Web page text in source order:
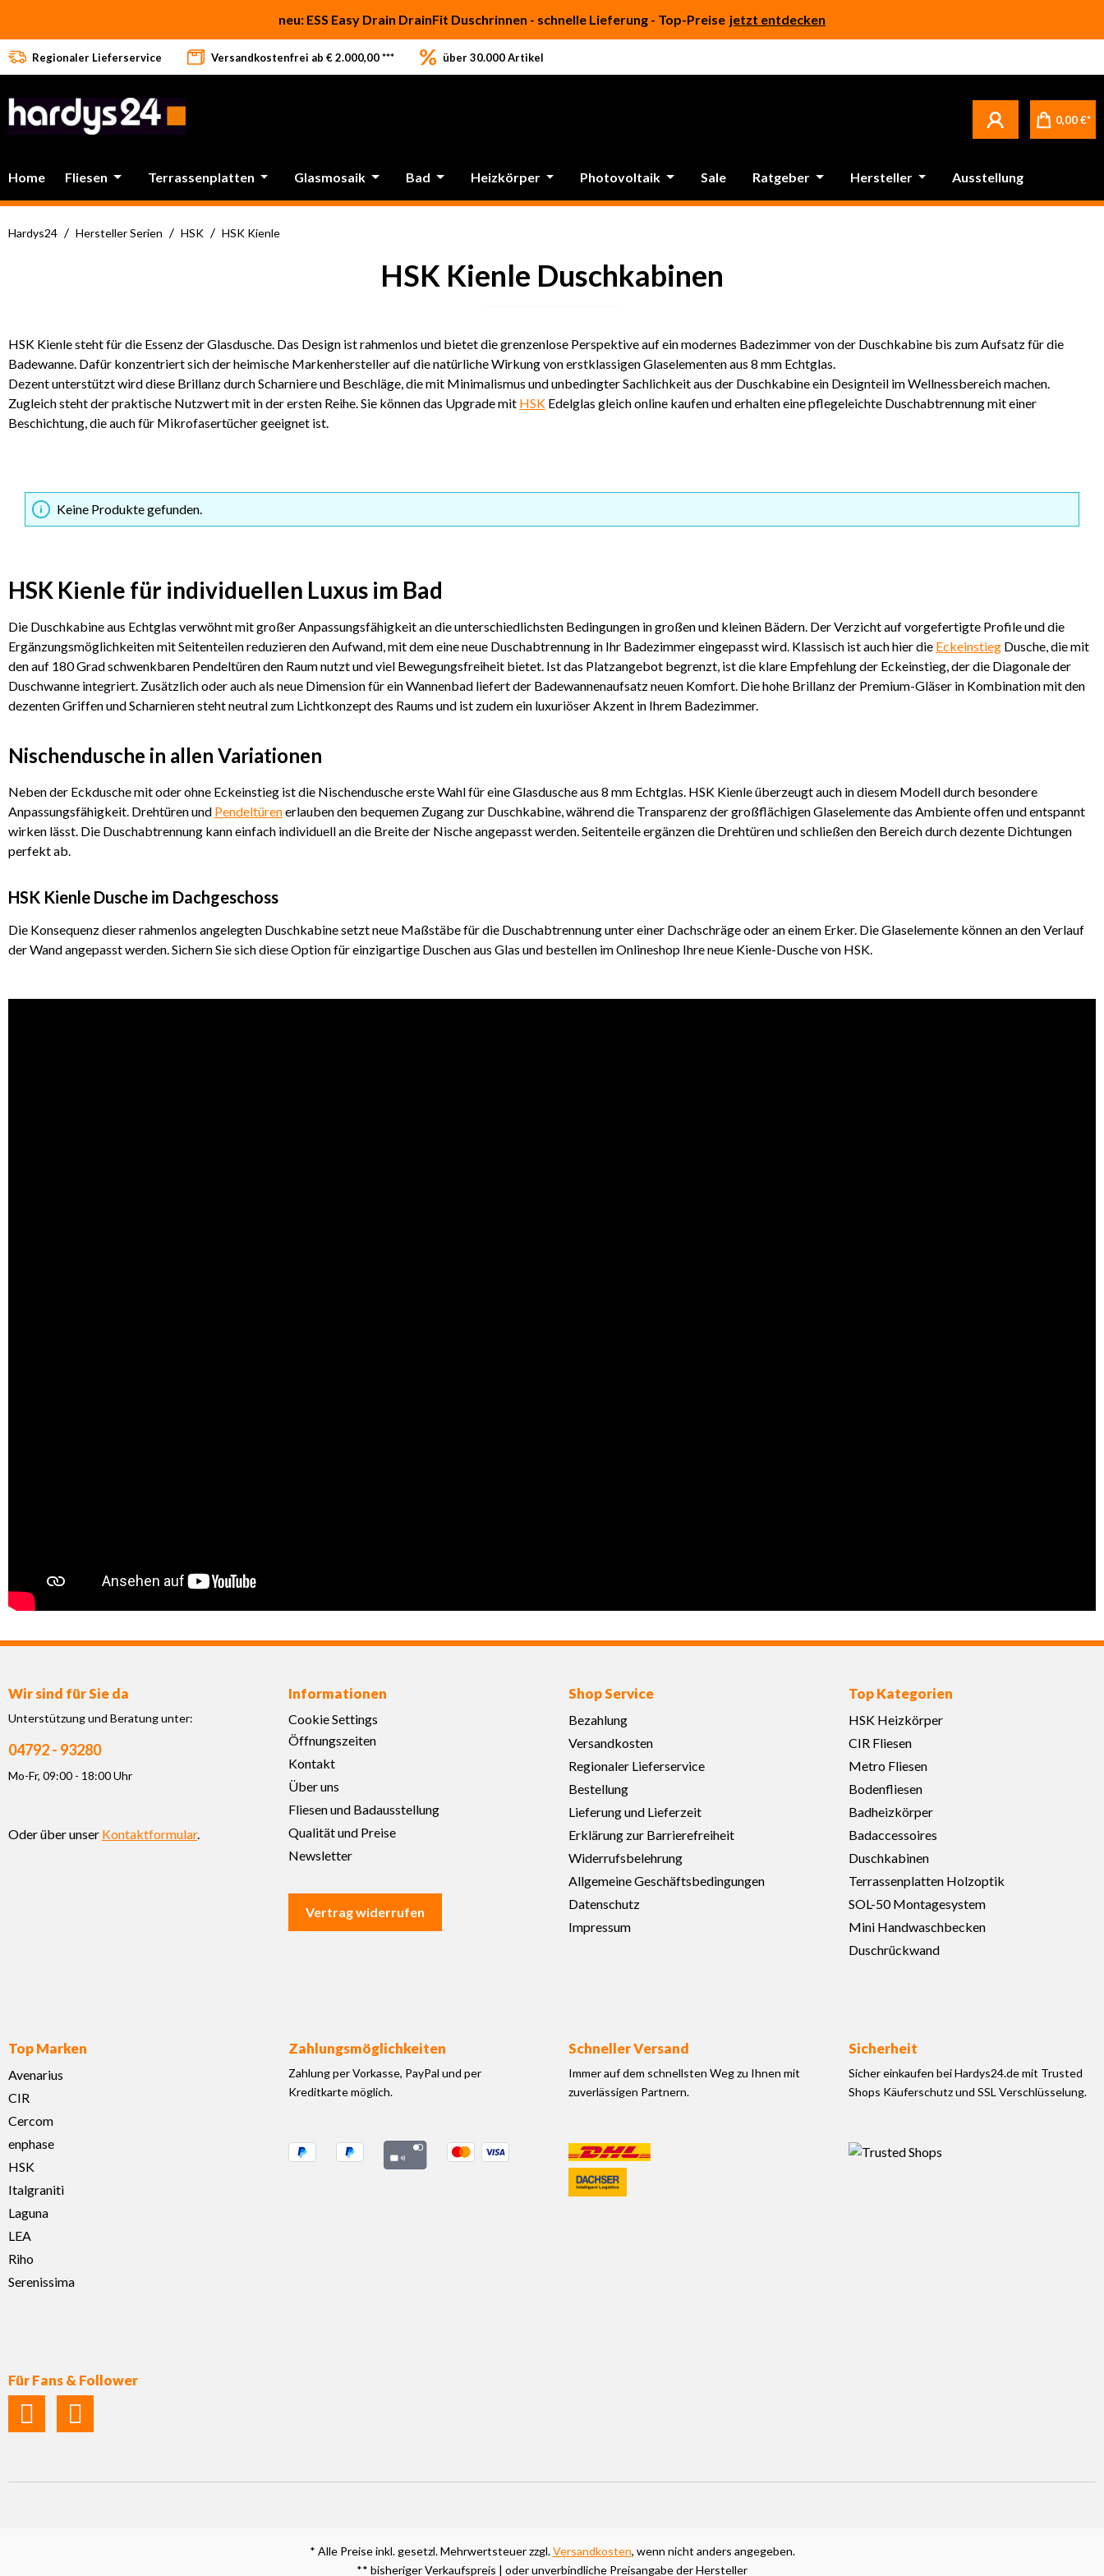
neu: ESS Easy Drain DrainFit Duschrinnen - schnelle Lieferung - Top-Preise jetzt entdecken
Regionaler Lieferservice Versandkostenfrei ab € 2.000,00 *** über 30.000 Artikel
0,00 €*
Home Fliesen Terrassenplatten Glasmosaik Bad Heizkörper Photovoltaik Sale Ratgeber Hersteller Ausstellung
Hardys24 / Hersteller Serien / HSK / HSK Kienle
HSK Kienle Duschkabinen
HSK Kienle steht für die Essenz der Glasdusche. Das Design ist rahmenlos und bietet die grenzenlose Perspektive auf ein modernes Badezimmer von der Duschkabine bis zum Aufsatz für die
Badewanne. Dafür konzentriert sich der heimische Markenhersteller auf die natürliche Wirkung von erstklassigen Glaselementen aus 8 mm Echtglas.
Dezent unterstützt wird diese Brillanz durch Scharniere und Beschläge, die mit Minimalismus und unbedingter Sachlichkeit aus der Duschkabine ein Designteil im Wellnessbereich machen.
Zugleich steht der praktische Nutzwert mit in der ersten Reihe. Sie können das Upgrade mit HSK Edelglas gleich online kaufen und erhalten eine pflegeleichte Duschabtrennung mit einer
Beschichtung, die auch für Mikrofasertücher geeignet ist.
Keine Produkte gefunden.
HSK Kienle für individuellen Luxus im Bad
Die Duschkabine aus Echtglas verwöhnt mit großer Anpassungsfähigkeit an die unterschiedlichsten Bedingungen in großen und kleinen Bädern. Der Verzicht auf vorgefertigte Profile und die
Ergänzungsmöglichkeiten mit Seitenteilen reduzieren den Aufwand, mit dem eine neue Duschabtrennung in Ihr Badezimmer eingepasst wird. Klassisch ist auch hier die Eckeinstieg Dusche, die mit
den auf 180 Grad schwenkbaren Pendeltüren den Raum nutzt und viel Bewegungsfreiheit bietet. Ist das Platzangebot begrenzt, ist die klare Empfehlung der Eckeinstieg, der die Diagonale der
Duschwanne integriert. Zusätzlich oder auch als neue Dimension für ein Wannenbad liefert der Badewannenaufsatz neuen Komfort. Die hohe Brillanz der Premium-Gläser in Kombination mit den
dezenten Griffen und Scharnieren steht neutral zum Lichtkonzept des Raums und ist zudem ein luxuriöser Akzent in Ihrem Badezimmer.
Nischendusche in allen Variationen
Neben der Eckdusche mit oder ohne Eckeinstieg ist die Nischendusche erste Wahl für eine Glasdusche aus 8 mm Echtglas. HSK Kienle überzeugt auch in diesem Modell durch besondere
Anpassungsfähigkeit. Drehtüren und Pendeltürenerlauben den bequemen Zugang zur Duschkabine, während die Transparenz der großflächigen Glaselemente das Ambiente offen und entspannt
wirken lässt. Die Duschabtrennung kann einfach individuell an die Breite der Nische angepasst werden. Seitenteile ergänzen die Drehtüren und schließen den Bereich durch dezente Dichtungen
perfekt ab.
HSK Kienle Dusche im Dachgeschoss
Die Konsequenz dieser rahmenlos angelegten Duschkabine setzt neue Maßstäbe für die Duschabtrennung unter einer Dachschräge oder an einem Erker. Die Glaselemente können an den Verlauf
der Wand angepasst werden. Sichern Sie sich diese Option für einzigartige Duschen aus Glas und bestellen im Onlineshop Ihre neue Kienle-Dusche von HSK.
Wir sind für Sie da
Unterstützung und Beratung unter:
04792 - 93280
Mo-Fr, 09:00 - 18:00 Uhr
Oder über unser Kontaktformular.
Informationen
Cookie Settings
Öffnungszeiten
Kontakt
Über uns
Fliesen und Badausstellung
Qualität und Preise
Newsletter
Vertrag widerrufen
Shop Service
Bezahlung
Versandkosten
Regionaler Lieferservice
Bestellung
Lieferung und Lieferzeit
Erklärung zur Barrierefreiheit
Widerrufsbelehrung
Allgemeine Geschäftsbedingungen
Datenschutz
Impressum
Top Kategorien
HSK Heizkörper
CIR Fliesen
Metro Fliesen
Bodenfliesen
Badheizkörper
Badaccessoires
Duschkabinen
Terrassenplatten Holzoptik
SOL-50 Montagesystem
Mini Handwaschbecken
Duschrückwand
Top Marken
Avenarius
CIR
Cercom
enphase
HSK
Italgraniti
Laguna
LEA
Riho
Serenissima
Zahlungsmöglichkeiten
Zahlung per Vorkasse, PayPal und per
Kreditkarte möglich.
Schneller Versand
Immer auf dem schnellsten Weg zu Ihnen mit
zuverlässigen Partnern.
Sicherheit
Sicher einkaufen bei Hardys24.de mit Trusted
Shops Käuferschutz und SSL Verschlüsselung.
Für Fans & Follower
* Alle Preise inkl. gesetzl. Mehrwertsteuer zzgl.Versandkosten, wenn nicht anders angegeben.
** bisheriger Verkaufspreis | oder unverbindliche Preisangabe der Hersteller